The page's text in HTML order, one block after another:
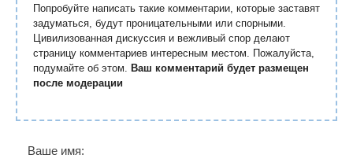
Попробуйте написать такие комментарии, которые заставят
задуматься, будут проницательными или спорными.
Цивилизованная дискуссия и вежливый спор делают
страницу комментариев интересным местом. Пожалуйста,
подумайте об этом. Ваш комментарий будет размещен
после модерации
Ваше имя: